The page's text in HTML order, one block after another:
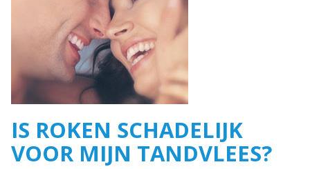
IS ROKEN SCHADELIJK
VOOR MIJN TANDVLEES?